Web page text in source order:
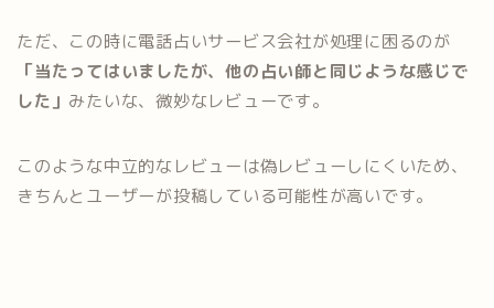
ただ、この時に電話占いサービス会社が処理に困るのが
「当たってはいましたが、他の占い師と同じような感じで
した」 みたいな、微妙なレビューです。
このような中立的なレビューは偽レビューしにくいため、
きちんとユーザーが投稿している可能性が高いです。